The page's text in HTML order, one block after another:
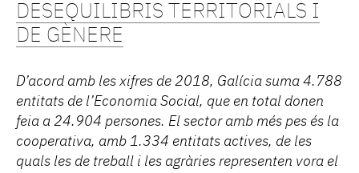
DESEQUILIBRIS TERRITORIALS I
DE GÈNERE
D’acord amb les xifres de 2018, Galícia suma 4.788
entitats de l’Economia Social, que en total donen
feia a 24.904 persones. El sector amb més pes és la
cooperativa, amb 1.334 entitats actives, de les
quals les de treball i les agràries representen vora el